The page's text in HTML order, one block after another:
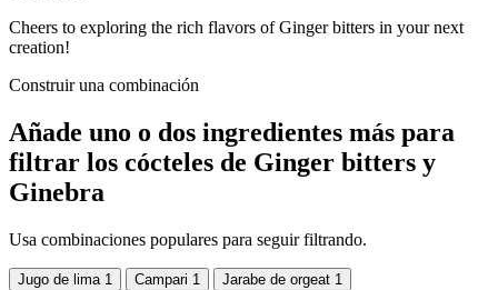
Cheers to exploring the rich flavors of Ginger bitters in your next
creation!
Construir una combinación
Añade uno o dos ingredientes más para
filtrar los cócteles de Ginger bitters y
Ginebra
Usa combinaciones populares para seguir filtrando.
Jugo de lima 1 Campari 1 Jarabe de orgeat 1